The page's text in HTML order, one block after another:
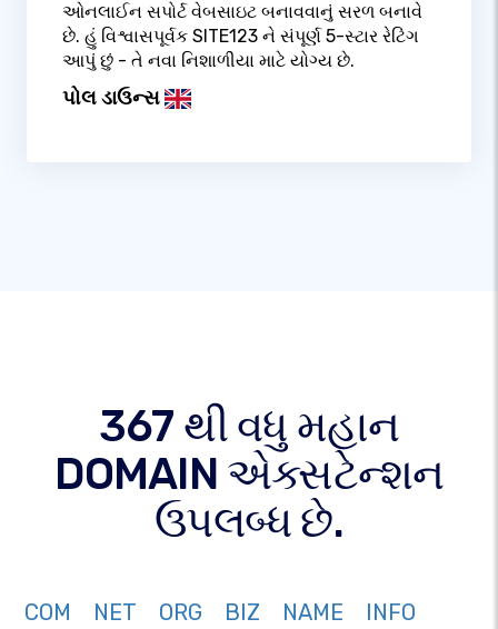
ઓનલાઈન સપોર્ટ વેબસાઇટ બનાવવાનું સરળ બનાવે
છે. હું વિશ્વાસપૂર્વક SITE123 ને સંપૂર્ણ 5-સ્ટાર રેટિંગ
આપું છું - તે નવા નિશાળીયા માટે યોગ્ય છે.
પોલ ડાઉન્સ
367 થી વધુ મહાન
DOMAIN એક્સટેન્શન
ઉપલબ્ધ છે.
COM NET ORG BIZ NAME
INFO